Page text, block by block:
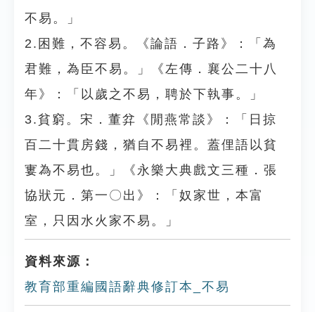
不易。」
2.困難，不容易。《論語．子路》：「為
君難，為臣不易。」《左傳．襄公二十八
年》：「以歲之不易，聘於下執事。」
3.貧窮。宋．董弅《閒燕常談》：「日掠
百二十貫房錢，猶自不易裡。蓋俚語以貧
寠為不易也。」《永樂大典戲文三種．張
協狀元．第一〇出》：「奴家世，本富
室，只因水火家不易。」
資料來源：
教育部重編國語辭典修訂本_不易